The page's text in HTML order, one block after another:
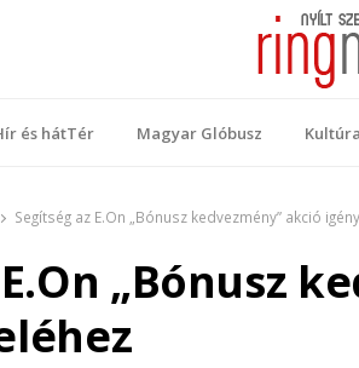
és hátTér Magyar Glóbusz Kultúra
Segítség az E.On „Bónusz kedvezmény” akció
„Bónusz